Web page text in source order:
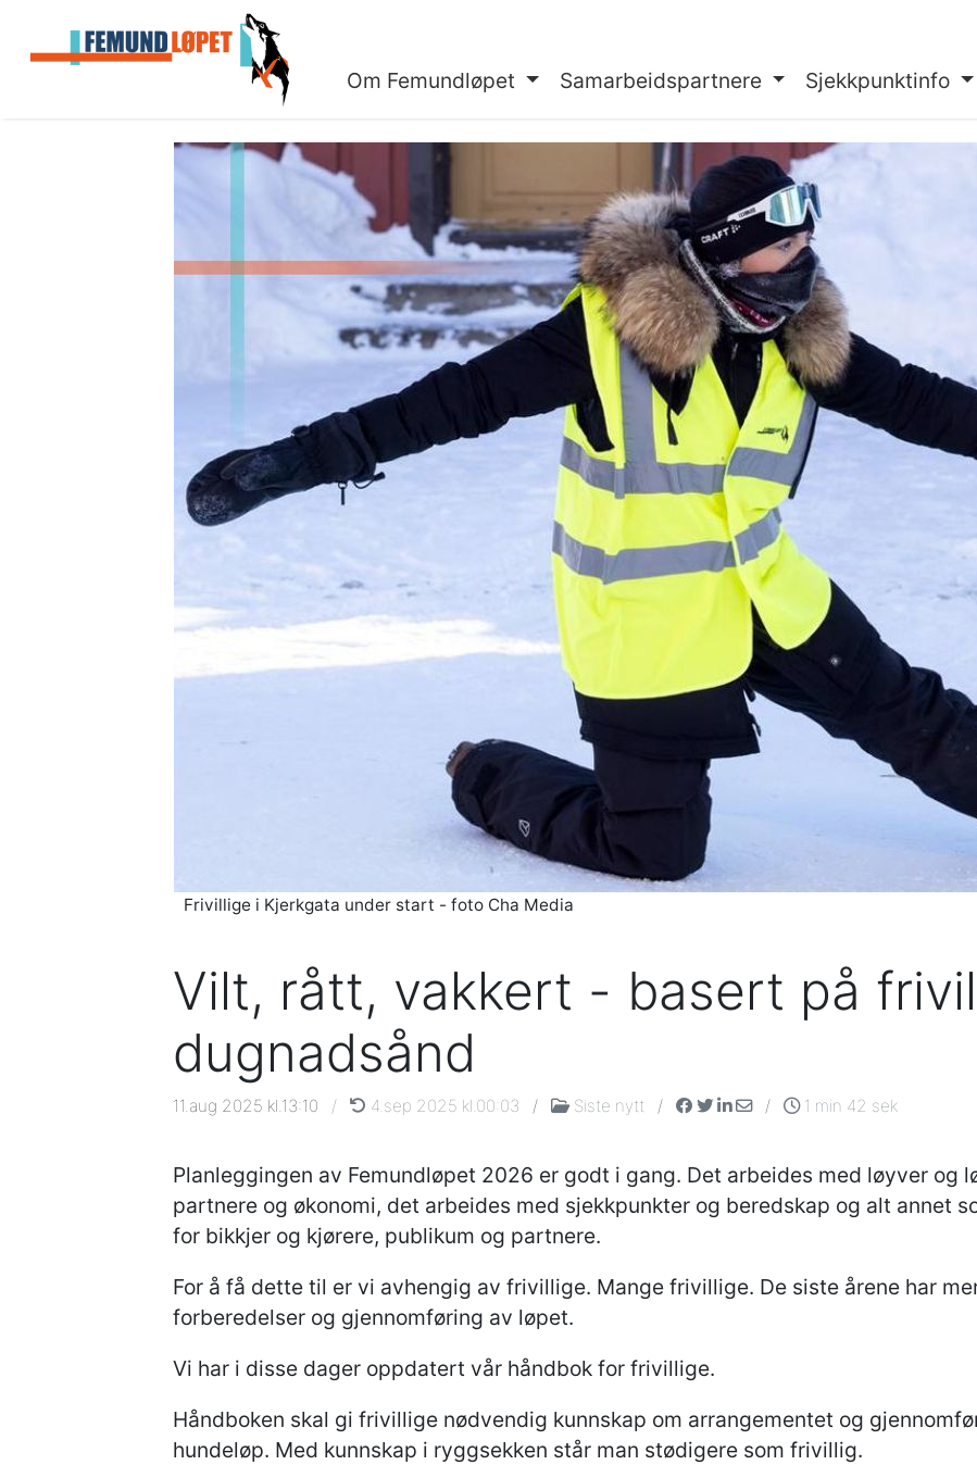
Om Femundløpet Samarbeidspartnere Sjekkpunktinfo
Frivillige i Kjerkgata under start - foto Cha Media
Vilt, rått, vakkert - basert på
dugnadsånd
11.aug 2025 kl.13:10 / 4.sep 2025 kl.00:03 / Siste nytt / / 1 min 42 sek
Planleggingen av Femundløpet 2026 er godt i gang. Det arbeides med løyver og
partnere og økonomi, det arbeides med sjekkpunkter og beredskap og alt annet
for bikkjer og kjørere, publikum og partnere.
For å få dette til er vi avhengig av frivillige. Mange frivillige. De siste årene har
forberedelser og gjennomføring av løpet.
Vi har i disse dager oppdatert vår håndbok for frivillige.
Håndboken skal gi frivillige nødvendig kunnskap om arrangementet og
hundeløp. Med kunnskap i ryggsekken står man stødigere som frivillig.